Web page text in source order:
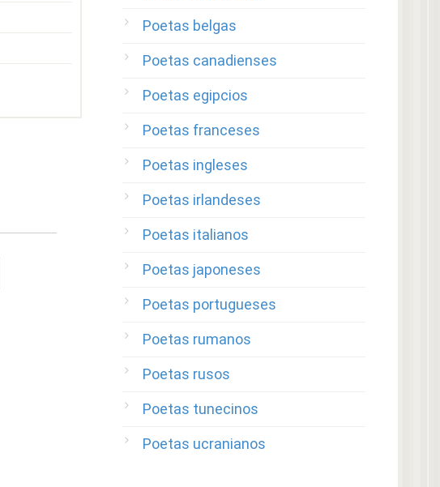
Poetas belgas
Poetas canadienses
Poetas egipcios
Poetas franceses
Poetas ingleses
Poetas irlandeses
Poetas italianos
Poetas japoneses
Poetas portugueses
Poetas rumanos
Poetas rusos
Poetas tunecinos
Poetas ucranianos